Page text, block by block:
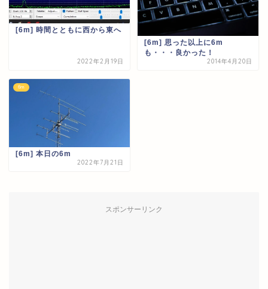
[6m] 時間とともに西から東へ
2022年2月19日
[6m] 思った以上に6m
も・・・良かった！
2014年4月20日
6m
[6m] 本日の6m
2022年7月21日
スポンサーリンク